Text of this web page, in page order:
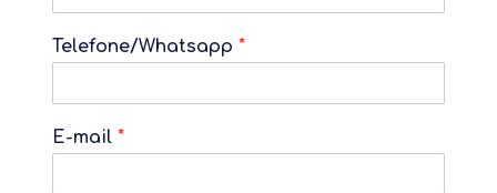
Telefone/Whatsapp *
E-mail *